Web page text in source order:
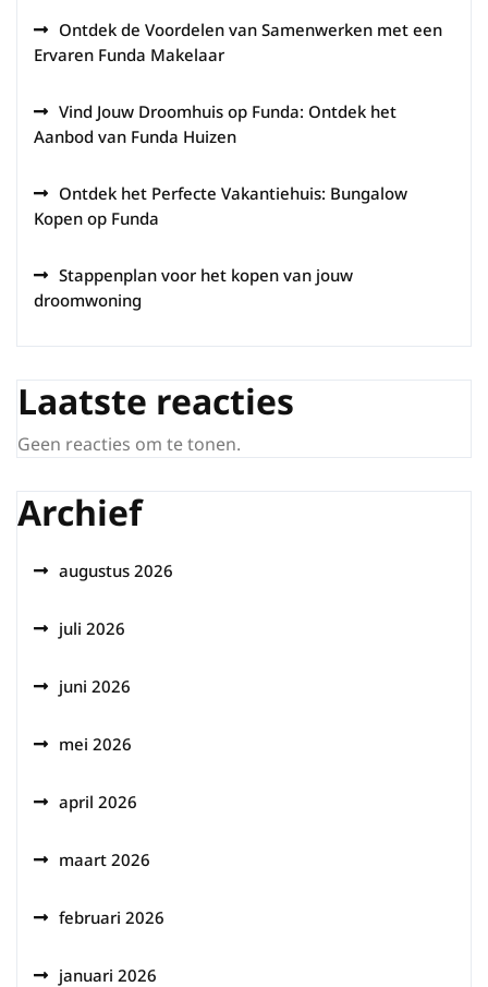
Ontdek de Voordelen van Samenwerken met een
Ervaren Funda Makelaar
Vind Jouw Droomhuis op Funda: Ontdek het
Aanbod van Funda Huizen
Ontdek het Perfecte Vakantiehuis: Bungalow
Kopen op Funda
Stappenplan voor het kopen van jouw
droomwoning
Laatste reacties
Geen reacties om te tonen.
Archief
augustus 2026
juli 2026
juni 2026
mei 2026
april 2026
maart 2026
februari 2026
januari 2026